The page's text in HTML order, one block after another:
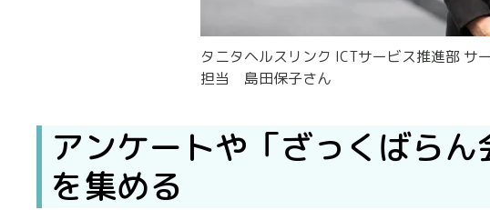
タニタヘルスリンク ICTサービス推進部 サ
担当 島田保子さん
アンケートや「ざっくばら
を集める